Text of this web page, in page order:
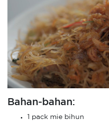
Bahan-bahan:
1 pack mie bihun